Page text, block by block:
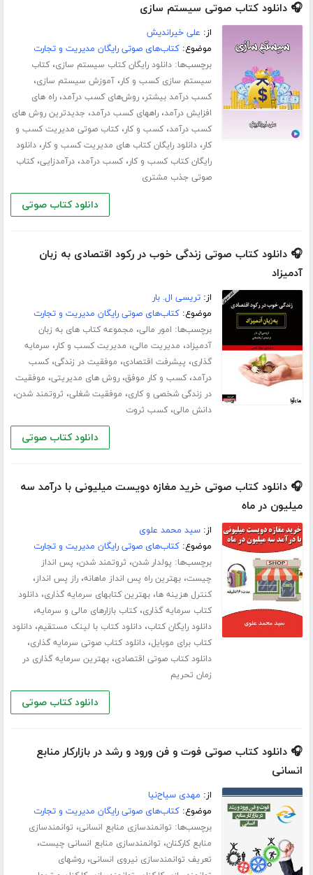
🎧 دانلود کتاب صوتی سیستم سازی
از: علی خیراندیش
موضوع:کتاب‌های صوتی رایگان مدیریت و تجارت
برچسب‌ها:دانلود رایگان کتاب سیستم سازی،کتاب
سیستم سازی کسب و کار،آموزش سیستم سازی،
کسب درآمد بیشتر،روش‌های کسب درآمد،راه های
افزایش درآمد،راههای کسب درآمد، جدیدترین روش های
کسب درآمد،کسب و کار،کتاب صوتی مدیریت کسب و
کار،دانلود رایگان کتاب های مدیریت کسب و کار،دانلود
رایگان کتاب کسب و کار،کسب درآمد،درآمدزایی،کتاب
صوتی جذب مشتری
دانلود کتاب صوتی
🎧 دانلود کتاب صوتی زندگی خوب در رکود اقتصادی به زبان
آدمیزاد
از:تریسی ال. بار
موضوع:کتاب‌های صوتی رایگان مدیریت و تجارت
برچسب‌ها: امور مالی، مجموعه کتاب های به زبان
آدمیزاد، مدیریت مالی، مدیریت کسب و کار، سرمایه
گذاری، پیشرفت اقتصادی، موفقیت در زندگی،کسب
درآمد،کسب و کار موفق،روش های مدیریتی، موفقیت
در زندگی شخصی و کاری، موفقیت شغلی، ثروتمند شدن،
دانش مالی،کسب ثروت
دانلود کتاب صوتی
🎧 دانلود کتاب صوتی خرید مغازه دویست میلیونی با درآمد سه
میلیون در ماه
از:سید محمد علوی
موضوع:کتاب‌های صوتی رایگان مدیریت و تجارت
برچسب‌ها: پولدار شدن، ثروتمند شدن، پس انداز
چیست،بهترین راه پس انداز ماهانه،راز پس انداز،
کنترل هزینه ها،بهترین کتابهای سرمایه گذاری،دانلود
کتاب سرمایه گذاری،کتاب بازارهای مالی و سرمایه،
دانلود رایگان کتاب،دانلود کتاب با لینک مستقیم،دانلود
کتاب برای موبایل،دانلود کتاب صوتی سرمایه گذاری،
دانلود کتاب صوتی اقتصادی،بهترین سرمایه گذاری در
زمان تحریم
دانلود کتاب صوتی
🎧 دانلود کتاب صوتی فوت و فن ورود و رشد در بازارکار منابع
انسانی
از: مهدی سیاح‌نیا
موضوع:کتاب‌های صوتی رایگان مدیریت و تجارت
برچسب‌ها: توانمندسازی منابع انسانی، توانمندسازی
منابع کارکنان، توانمندسازی منابع انسانی چیست،
تعریف توانمندسازی نیروی انسانی،روشهای